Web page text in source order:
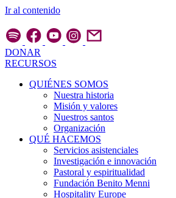
Ir al contenido
DONAR
RECURSOS
QUIÉNES SOMOS
Nuestra historia
Misión y valores
Nuestros santos
Organización
QUÉ HACEMOS
Servicios asistenciales
Investigación e innovación
Pastoral y espiritualidad
Fundación Benito Menni
Hospitality Europe